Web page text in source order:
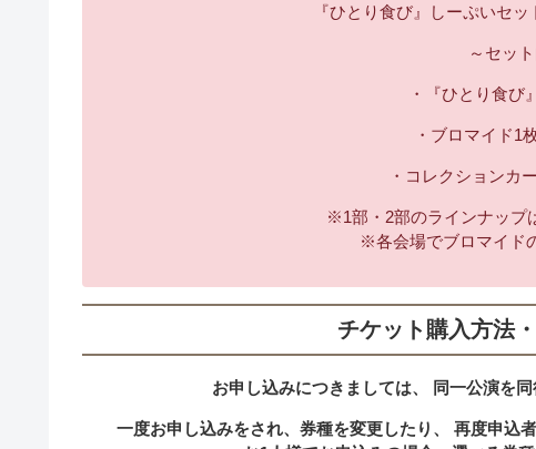
『ひとり食び』しーぷいセ
～セッ
・『ひとり食び
・ブロマイド1
・コレクションカ
※1部・2部のラインナップ
※各会場でブロマイド
チケット購入方法
お申し込みにつきましては、 同一公演を
一度お申し込みをされ、券種を変更したり、 再度申込